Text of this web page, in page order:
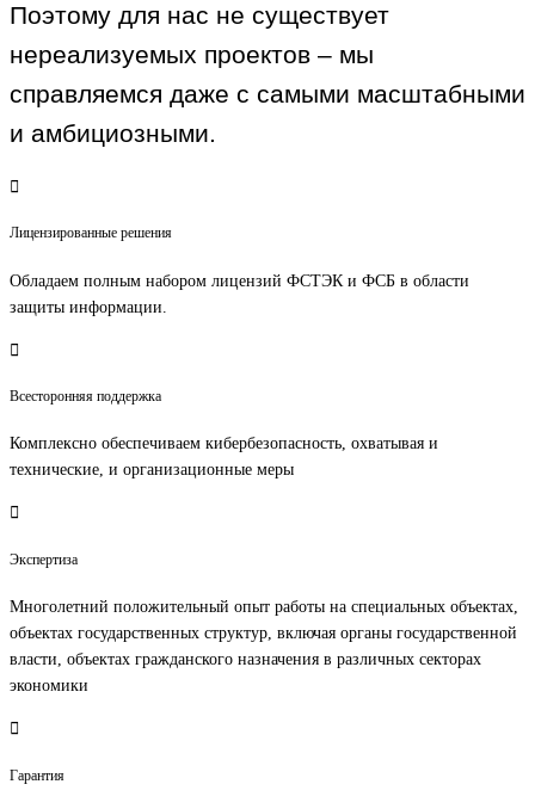
Поэтому для нас не существует
нереализуемых проектов – мы
справляемся даже с самыми масштабными
и амбициозными.
Лицензированные решения
Обладаем полным набором лицензий ФСТЭК и ФСБ в области
защиты информации.
Всесторонняя поддержка
Комплексно обеспечиваем кибербезопасность, охватывая и
технические, и организационные меры
Экспертиза
Многолетний положительный опыт работы на специальных объектах,
объектах государственных структур, включая органы государственной
власти, объектах гражданского назначения в различных секторах
экономики
Гарантия